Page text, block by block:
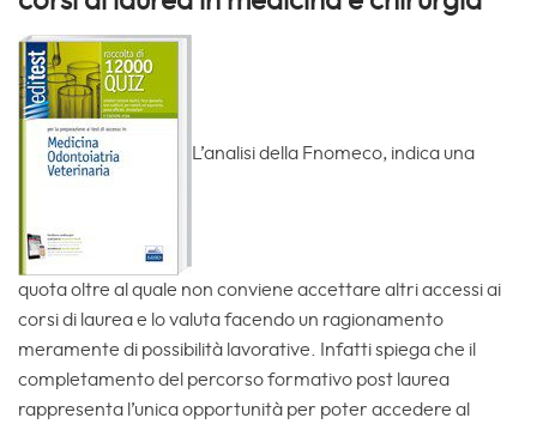
L’analisi della Fnomeco, indica una
quota oltre al quale non conviene accettare altri accessi ai
corsi di laurea e lo valuta facendo un ragionamento
meramente di possibilità lavorative. Infatti spiega che il
completamento del percorso formativo post laurea
rappresenta l’unica opportunità per poter accedere al